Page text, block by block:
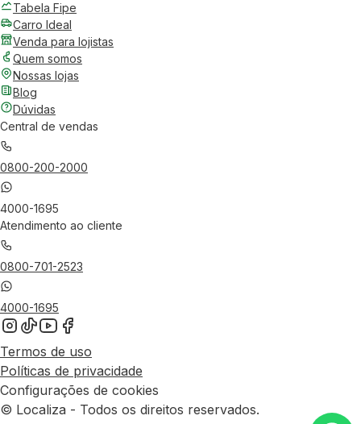
Tabela Fipe
Carro Ideal
Venda para lojistas
Quem somos
Nossas lojas
Blog
Dúvidas
Central de vendas
0800-200-2000
4000-1695
Atendimento ao cliente
0800-701-2523
4000-1695
Termos de uso
Políticas de privacidade
Configurações de cookies
© Localiza - Todos os direitos reservados.